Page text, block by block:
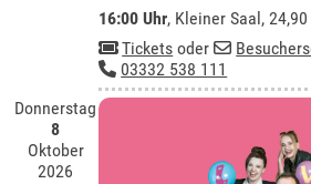
16:00 Uhr, Kleiner Saal, 24,90
Tickets oder
03332 538 111
Donnerstag
8
Oktober
2026